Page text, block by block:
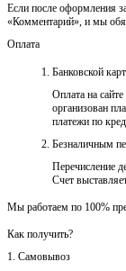
Если после оформления
«Комментарий», и мы
Оплата
Банковской
Оплата на
организован
платежи по
Безналичным
Перечисление
Счет
Мы работаем по 100%
Как получить?
1. Самовывоз